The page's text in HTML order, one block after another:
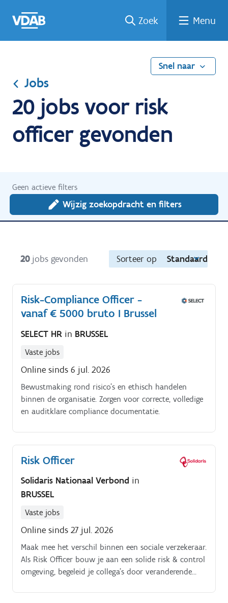
naar
een
een
job
naar
Zoek Menu
Snel naar
Jobs
20 jobs voor risk
officer gevonden
Geen actieve filters
Wijzig zoekopdracht en filters
20 jobs gevonden Sorteer op Standaard
Risk-Compliance Officer -
vanaf € 5000 bruto I Brussel
SELECT HR in BRUSSEL
Vaste jobs
Online sinds 6 jul. 2026
Bewustmaking rond risico’s en ethisch handelen
binnen de organisatie. Zorgen voor correcte, volledige
en auditklare compliance documentatie.
Risk Officer
Solidaris Nationaal Verbond in
BRUSSEL
Vaste jobs
Online sinds 27 jul. 2026
Maak mee het verschil binnen een sociale verzekeraar.
Als Risk Officer bouw je aan een solide risk & control
omgeving, begeleid je collega’s door veranderende